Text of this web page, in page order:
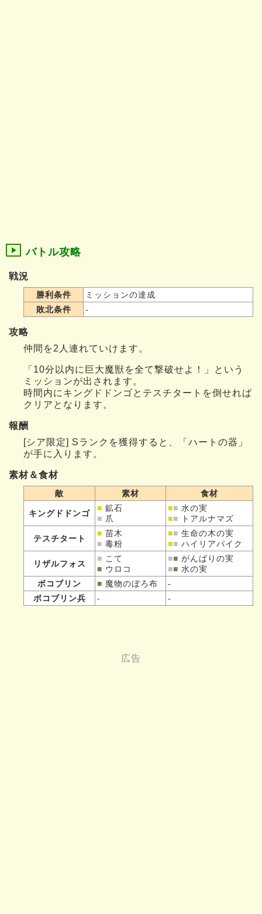
バトル攻略
戦況
勝利条件
ミッションの達成
敗北条件
-
攻略
仲間を2人連れていけます。
「10分以内に巨大魔獣を全て撃破せよ！」という
ミッションが出されます。
時間内にキングドドンゴとテスチタートを倒せれば
クリアとなります。
報酬
[シア限定] Sランクを獲得すると、「ハートの器」
が手に入ります。
素材＆食材
敵 素材 食材
キングドドンゴ
■ 鉱石
■ 爪
■■ 水の実
■■ トアルナマズ
テスチタート
■ 苗木
■ 毒粉
■■ 生命の木の実
■■ ハイリアパイク
リザルフォス
■ こて
■ ウロコ
■■ がんばりの実
■■ 水の実
ボコブリン
■ 魔物のぼろ布
-
ボコブリン兵
- -